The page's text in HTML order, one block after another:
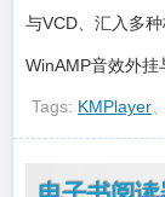
与VCD、汇入多
WinAMP音效外挂
Tags: KMPlayer